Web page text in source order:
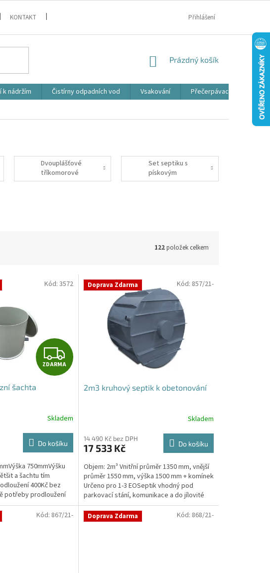
KONTAKT Přihlášení
NÁKUPNÍ
Prázdný košík
k nádržím Čistírny odpadních vod Vsakování Přečerpávací jímky
Dvouplášťové
tříkomorové
septiky
Set septiku s
pískovým
filtrem
122položek celkem
Z
D
R
M
A
ZDARMA
šachta
Skladem
Do košíku
750mmVýšku
a šachtu tím
400Kč bez
potřeby prodloužení
Kód: 3572 Doprava Zdarma
2m3 kruhový septik k obetonování
Skladem
14 490 Kč bez DPH
17 533 Kč Do košíku
Objem: 2m³ Vnitřní průměr 1350 mm, vnější
průměr 1550 mm, výška 1500 mm + komínek
Určeno pro 1-3 EOSeptik vhodný pod
parkovací stání, komunikace a do jílovité
zeminyPrůměr...
Kód: 857/21-
Kód: 867/21- Doprava Zdarma Kód: 868/21-